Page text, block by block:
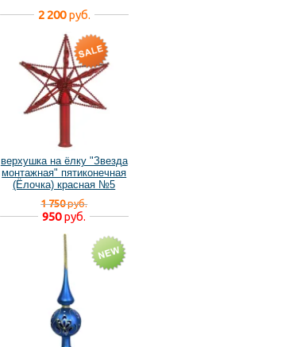
2 200руб.
верхушка на ёлку "Звезда
монтажная" пятиконечная
(Ёлочка) красная №5
уценённая
1 750руб.
950руб.